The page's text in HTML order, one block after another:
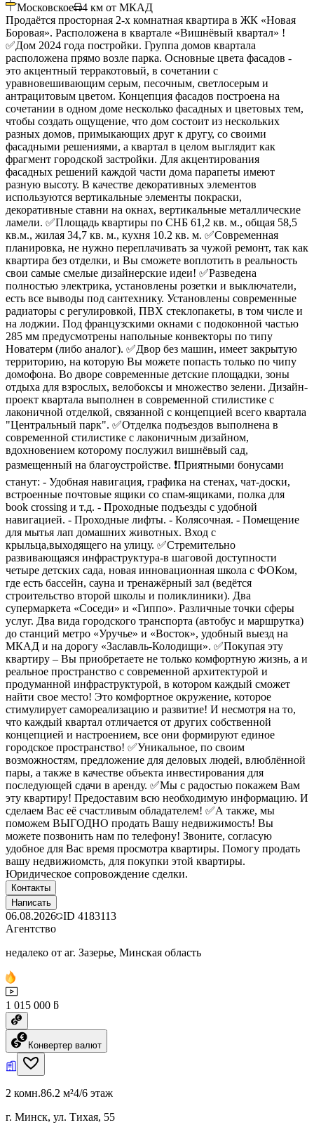
Московское 4 км от МКАД
Продаётся просторная 2-х комнатная квартира в ЖК «Новая
Боровая». Расположена в квартале «Вишнёвый квартал» !
✅Дом 2024 года постройки. Группа домов квартала
расположена прямо возле парка. Основные цвета фасадов -
это акцентный терракотовый, в сочетании с
уравновешивающим серым, песочным, светлосерым и
антрацитовым цветом. Концепция фасадов построена на
сочетании в одном доме несколько фасадных и цветовых тем,
чтобы создать ощущение, что дом состоит из нескольких
разных домов, примыкающих друг к другу, со своими
фасадными решениями, а квартал в целом выглядит как
фрагмент городской застройки. Для акцентирования
фасадных решений каждой части дома парапеты имеют
разную высоту. В качестве декоративных элементов
используются вертикальные элементы покраски,
декоративные ставни на окнах, вертикальные металлические
ламели. ✅Площадь квартиры по СНБ 61,2 кв. м., общая 58,5
кв.м., жилая 34,7 кв. м., кухня 10.2 кв. м. ✅Современная
планировка, не нужно переплачивать за чужой ремонт, так как
квартира без отделки, и Вы сможете воплотить в реальность
свои самые смелые дизайнерские идеи! ✅Разведена
полностью электрика, установлены розетки и выключатели,
есть все выводы под сантехнику. Установлены современные
радиаторы с регулировкой, ПВХ стеклопакеты, в том числе и
на лоджии. Под французскими окнами с подоконной частью
285 мм предусмотрены напольные конвекторы по типу
Новатерм (либо аналог). ✅Двор без машин, имеет закрытую
территорию, на которую Вы можете попасть только по чипу
домофона. Во дворе современные детские площадки, зоны
отдыха для взрослых, велобоксы и множество зелени. Дизайн-
проект квартала выполнен в современной стилистике с
лаконичной отделкой, связанной с концепцией всего квартала
"Центральный парк". ✅Отделка подъездов выполнена в
современной стилистике с лаконичным дизайном,
вдохновением которому послужил вишнёвый сад,
размещенный на благоустройстве. ❗Приятными бонусами
станут: - Удобная навигация, графика на стенах, чат-доски,
встроенные почтовые ящики со спам-ящиками, полка для
book crossing и т.д. - Проходные подъезды с удобной
навигацией. - Проходные лифты. - Колясочная. - Помещение
для мытья лап домашних животных. Вход с
крыльца,выходящего на улицу. ✅Стремительно
развивающаяся инфраструктура-в шаговой доступности
четыре детских сада, новая инновационная школа с ФОКом,
где есть бассейн, сауна и тренажёрный зал (ведётся
строительство второй школы и поликлиники). Два
супермаркета «Соседи» и «Гиппо». Различные точки сферы
услуг. Два вида городского транспорта (автобус и маршрутка)
до станций метро «Уручье» и «Восток», удобный выезд на
МКАД и на дорогу «Заславль-Колодищи». ✅Покупая эту
квартиру – Вы приобретаете не только комфортную жизнь, а и
реальное пространство с современной архитектурой и
продуманной инфраструктурой, в котором каждый сможет
найти свое место! Это комфортное окружение, которое
стимулирует самореализацию и развитие! И несмотря на то,
что каждый квартал отличается от других собственной
концепцией и настроением, все они формируют единое
городское пространство! ✅Уникальное, по своим
возможностям, предложение для деловых людей, влюблённой
пары, а также в качестве объекта инвестирования для
последующей сдачи в аренду. ✅Мы с радостью покажем Вам
эту квартиру! Предоставим всю необходимую информацию. И
сделаем Вас её счастливым обладателем! ✅А также, мы
поможем ВЫГОДНО продать Вашу недвижимость! Вы
можете позвонить нам по телефону! Звоните, согласую
удобное для Вас время просмотра квартиры. Помогу продать
вашу недвижиомсть, для покупки этой квартиры.
Юридическое сопровождение сделки.
Контакты
Написать
06.08.2026 ID 4183113
Агентство
недалеко от аг. Зазерье, Минская область
1 015 000 ƃ
Конвертер валют
2 комн.86.2 м²4/6 этаж
г. Минск, ул. Тихая, 55